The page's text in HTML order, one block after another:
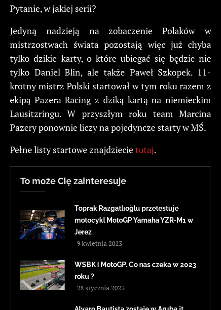
Pytanie, w jakiej serii?
Jedyną nadzieją na zobaczenie Polaków w
mistrzostwach świata pozostają więc już chyba
tylko dzikie karty, o które ubiegać się będzie nie
tylko Daniel Blin, ale także Paweł Szkopek. 11-
krotny mistrz Polski startował w tym roku razem z
ekipą Pazera Racing z dziką kartą na niemieckim
Lausitzringu. W przyszłym roku team Marcina
Pazery ponownie liczy na pojedyncze starty w MŚ.
Pełne listy startowe znajdziecietutaj.
To może Cię zainteresuje
Toprak Razgatlıoğlu przetestuje
motocykl MotoGP Yamaha YZR-M1 w
Jerez
9 kwietnia 2023
WSBK i MotoGP. Co nas czeka w 2023
roku ?
28 stycznia 2023